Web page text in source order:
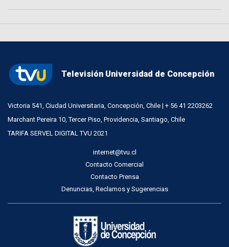
Televisión Universidad de Concepción
Victoria 541, Ciudad Universitaria, Concepción, Chile | + 56 41 2203262
Marchant Pereira 10, Tercer Piso, Providencia, Santiago, Chile
TARIFA SERVEL DIGITAL TVU 2021
internet@tvu.cl
Contacto Comercial
Contacto Prensa
Denuncias, Reclamos y Sugerencias